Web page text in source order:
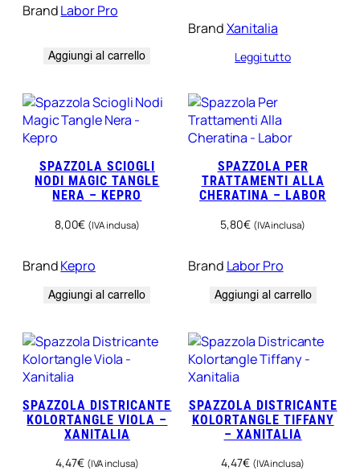
BrandLabor Pro
Aggiungi al carrello
BrandXanitalia
Leggi tutto
SPAZZOLA SCIOGLI
NODI MAGIC TANGLE
NERA – KEPRO
8,00€ (IVA inclusa)
BrandKepro
Aggiungi al carrello
SPAZZOLA PER
TRATTAMENTI ALLA
CHERATINA – LABOR
5,80€ (IVA inclusa)
Brand Labor Pro
Aggiungi al carrello
SPAZZOLA DISTRICANTE
KOLORTANGLE VIOLA –
XANITALIA
4,47€ (IVA inclusa)
SPAZZOLA DISTRICANTE
KOLORTANGLE TIFFANY
– XANITALIA
4,47€ (IVA inclusa)